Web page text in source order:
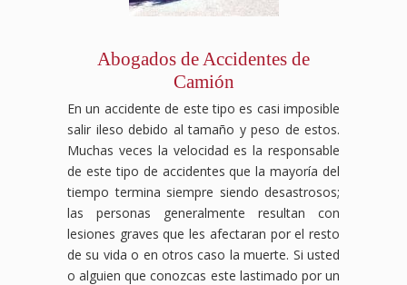
luchemos
justicia
que
mereces
tras
accidente
automovilístico.
la
accidente
laboral
mereces.
Abogados de Accidentes de
Camión
En un accidente de este tipo es casi imposible
salir ileso debido al tamaño y peso de estos.
Muchas veces la velocidad es la responsable
de este tipo de accidentes que la mayoría del
tiempo termina siempre siendo desastrosos;
las personas generalmente resultan con
lesiones graves que les afectaran por el resto
de su vida o en otros caso la muerte. Si usted
o alguien que conozcas este lastimado por un